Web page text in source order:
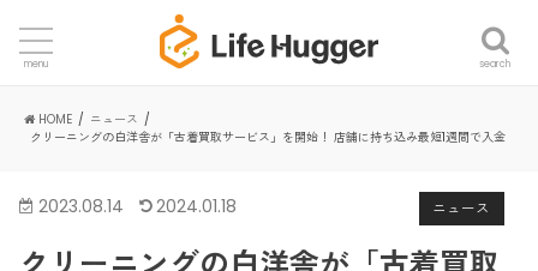
search
menu
HOME
ニュース
クリーニングの白洋舎が「古着買取サービス」を開始！ 店舗に持ち込み最短1週間で入金
ニュース
2023.08.14 2024.01.18